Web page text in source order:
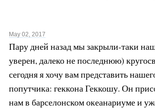
May 02, 2017
Пару дней назад мы закрыли-таки
уверен, далеко не последнюю)
сегодня я хочу вам представить
попутчика: геккона Геккошу. Он
нам в барселонском океанариуме и